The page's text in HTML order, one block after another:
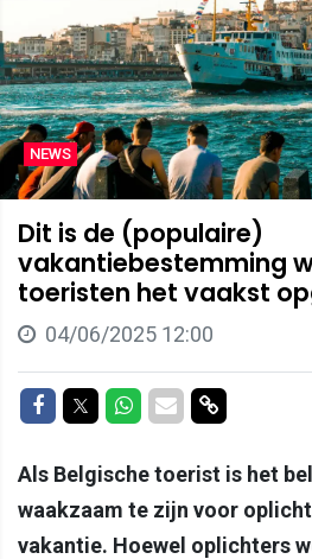
NEWS
Dit is de (populaire)
vakantiebestemming
toeristen het vaakst
04/06/2025 12:00
Delen op Facebook
Delen op Twitter
Delen op Whatsapp
Delen via Mail
Delen via
Als Belgische toerist is het
waakzaam te zijn voor
vakantie. Hoewel oplichters